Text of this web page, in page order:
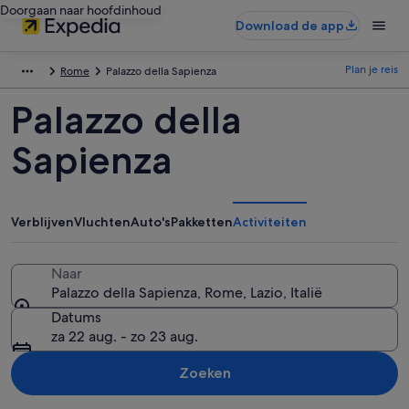
Doorgaan naar hoofdinhoud
Download de app
Rome Palazzo della Sapienza Plan je reis
Palazzo della
Sapienza
VerblijvenVluchtenAuto'sPakkettenActiviteiten
Naar
Palazzo della Sapienza, Rome, Lazio, Italië
Datums
za 22 aug. - zo 23 aug.
Zoeken